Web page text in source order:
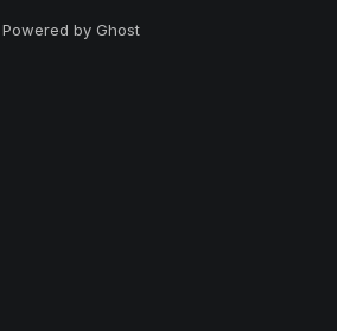
Powered by Ghost